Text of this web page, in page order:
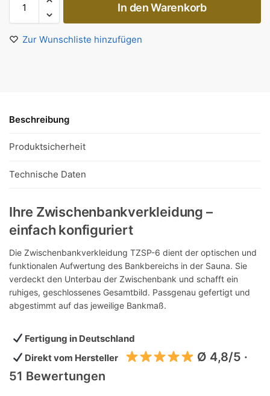
In den Warenkorb
Zur Wunschliste hinzufügen
Beschreibung
Produktsicherheit
Technische Daten
Ihre Zwischenbankverkleidung –
einfach konfiguriert
Die Zwischenbankverkleidung TZSP-6 dient der optischen und
funktionalen Aufwertung des Bankbereichs in der Sauna. Sie
verdeckt den Unterbau der Zwischenbank und schafft ein
ruhiges, geschlossenes Gesamtbild. Passgenau gefertigt und
abgestimmt auf das jeweilige Bankmaß.
Fertigung in Deutschland
Direkt vom Hersteller
Ø 4,8/5 ·
51 Bewertungen